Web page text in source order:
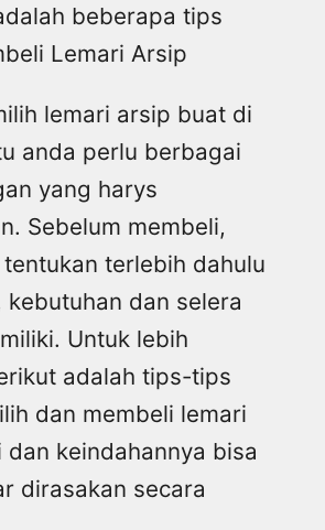
beberapa tips
Lemari Arsip
lemari arsip buat di
anda perlu berbagai
yang harys
Sebelum membeli,
terlebih dahulu
dan selera
Untuk lebih
adalah tips-tips
dan membeli lemari
keindahannya bisa
dirasakan secara